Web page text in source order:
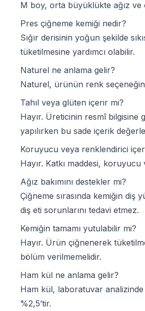
M boy, orta büyüklükte ağız ve
Pres çiğneme kemiği nedir?
Sığır derisinin yoğun şekilde
tüketilmesine yardımcı olabilir.
Naturel ne anlama gelir?
Naturel, ürünün renk
Tahıl veya glüten içerir mi?
Hayır. Üreticinin resmî bilgisine
yapılırken bu sade içerik
Koruyucu veya renklendirici
Hayır. Katkı maddesi,
Ağız bakımını destekler mi?
Çiğneme sırasında kemiğin diş
diş eti sorunlarını tedavi etmez.
Kemiğin tamamı yutulabilir mi?
Hayır. Ürün çiğnenerek
bölüm verilmemelidir.
Ham kül ne anlama gelir?
Ham kül, laboratuvar
%2,5’tir.